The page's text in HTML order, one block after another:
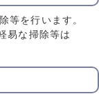
等を行います。
易な掃除等は